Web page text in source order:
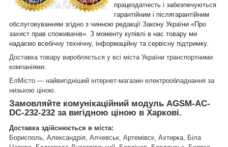
працездатність і забезпечуються
гарантійним і післягарантійним
обслуговуванням згідно з чинною редакції Закону України «Про
захист прав споживачів». З моменту купівлі в нас товару ми
надаємо всебічну технічну, інформаційну та сервісну підтримку.
Доставка товару виробляється у всі міста України транспортними
компаніями.
ЕлМісто — найвигідніший інтернет-магазин електрообладнання за
низькою ціною.
Замовляйте комунікаційний модуль AGSM-AC-
DC-232-232 за вигідною ціною в Харкові.
Доставка здійснюється в міста:
Борисполь, Александрія, Алчевськ, Артемівск, Ахтирка, Біла